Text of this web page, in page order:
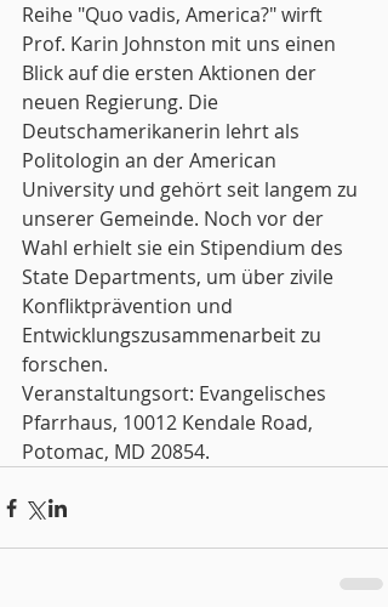
Reihe "Quo vadis, America?" wirft
Prof. Karin Johnston mit uns einen
Blick auf die ersten Aktionen der
neuen Regierung. Die
Deutschamerikanerin lehrt als
Politologin an der American
University und gehört seit langem zu
unserer Gemeinde. Noch vor der
Wahl erhielt sie ein Stipendium des
State Departments, um über zivile
Konfliktprävention und
Entwicklungszusammenarbeit zu
forschen.
Veranstaltungsort: Evangelisches
Pfarrhaus, 10012 Kendale Road,
Potomac, MD 20854.